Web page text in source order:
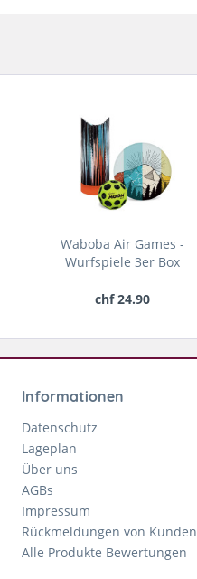
Waboba Air Games -
Wurfspiele 3er Box
chf 24.90
Informationen
Datenschutz
Lageplan
Über uns
AGBs
Impressum
Rückmeldungen von Kunden
Alle Produkte Bewertungen